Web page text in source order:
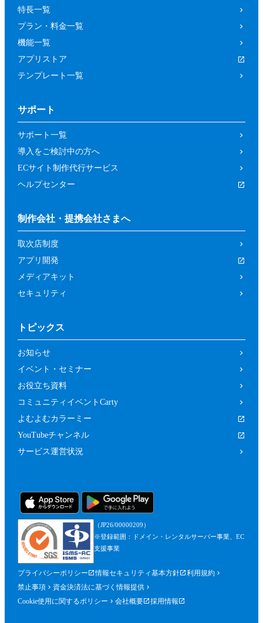
特長一覧
プラン・料金一覧
機能一覧
アプリストア
テンプレート一覧
サポート
サポート一覧
導入をご検討中の方へ
ECサイト制作代行サービス
ヘルプセンター
制作会社・提携会社さまへ
取次店制度
アプリ開発
メディアキット
セキュリティ
トピックス
お知らせ
イベント・セミナー
お役立ち資料
コミュニティイベントCarty
よむよむカラーミー
YouTubeチャンネル
サービス運営状況
（JP26/00000209）
※登録範囲：ドメイン・レンタルサーバー事業、EC
支援事業
プライバシーポリシー 情報セキュリティ基本方針
利用規約
禁止事項
資金決済法に基づく情報提供
Cookie使用に関するポリシー
会社概要 採用情報